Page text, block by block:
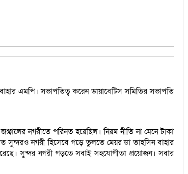
এমপি। সভাপতিত্ব করেন ডায়াবেটিস সমিতির সভাপতি
নগরীতে পরিনত হয়েছিল। নিয়ম নীতি না মেনে টাকা
নগরী হিসেবে গড়ে তুলতে মেয়র ডা তাহসিন বাহার
সুন্দর নগরী গড়তে সবাই সহযোগীতা প্রয়োজন। সবার